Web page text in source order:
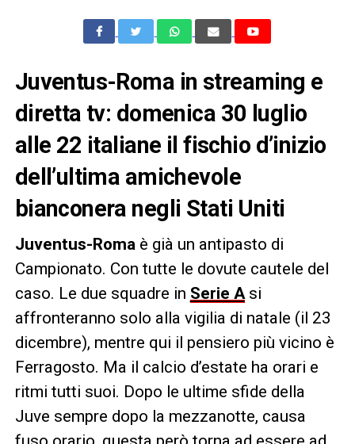
Juventus-Roma in streaming e
diretta tv: domenica 30 luglio
alle 22 italiane il fischio d’inizio
dell’ultima amichevole
bianconera negli Stati Uniti
Juventus-Romaè già un antipasto di
Campionato. Con tutte le dovute cautele del
caso. Le due squadre in Serie Asi
affronteranno solo alla vigilia di natale (il 23
dicembre), mentre qui il pensiero più vicino è
Ferragosto. Ma il calcio d’estate ha orari e
ritmi tutti suoi. Dopo le ultime sfide della
Juve sempre dopo la mezzanotte, causa